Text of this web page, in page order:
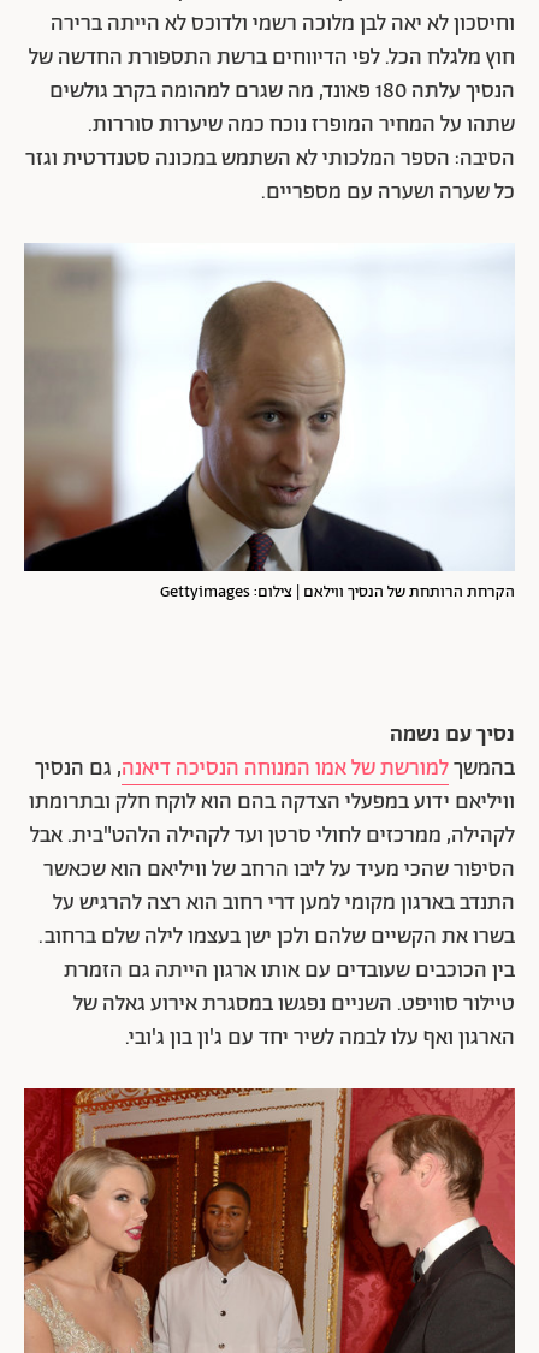
וחיסכון לא יאה לבן מלוכה רשמי ולדוכס לא הייתה ברירה
חוץ מלגלח הכל. לפי הדיווחים ברשת התספורת החדשה של
הנסיך עלתה 180 פאונד, מה שגרם למהומה בקרב גולשים
שתהו על המחיר המופרז נוכח כמה שיערות סוררות.
הסיבה: הספר המלכותי לא השתמש במכונה סטנדרטית וגזר
כל שערה ושערה עם מספריים.
הקרחת הרותחת של הנסיך ווילאם | צילום: Gettyimages
נסיך עם נשמה
בהמשךלמורשת של אמו המנוחה הנסיכה דיאנה, גם הנסיך
וויליאם ידוע במפעלי הצדקה בהם הוא לוקח חלק ובתרומתו
לקהילה, ממרכזים לחולי סרטן ועד לקהילה הלהט"בית. אבל
הסיפור שהכי מעיד על ליבו הרחב של וויליאם הוא שכאשר
התנדב בארגון מקומי למען דרי רחוב הוא רצה להרגיש על
בשרו את הקשיים שלהם ולכן ישן בעצמו לילה שלם ברחוב.
בין הכוכבים שעובדים עם אותו ארגון הייתה גם הזמרת
טיילור סוויפט. השניים נפגשו במסגרת אירוע גאלה של
הארגון ואף עלו לבמה לשיר יחד עם ג'ון בון ג'ובי.